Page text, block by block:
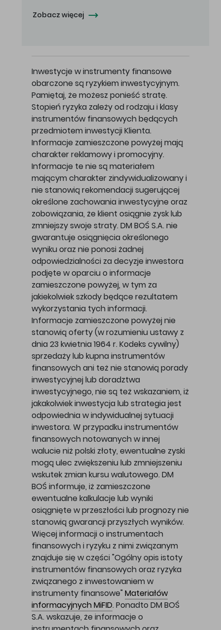
Zobacz więcej
Inwestycje w instrumenty finansowe
obarczone są ryzykiem inwestycyjnym.
Pamiętaj, że możesz ponieść stratę.
Stopień ryzyka zależy od rodzaju i klasy
instrumentów finansowych będących
przedmiotem inwestycji Klienta.
Informacje zamieszczone powyżej mają
charakter reklamowy i promocyjny.
Informacje te nie są materiałem
mającym charakter zindywidualizowany i
nie stanowią rekomendacji sugerującej
określone zachowania inwestycyjne oraz
zobowiązania, że klient osiągnie zysk lub
zmniejszy swoje straty. DM BOŚ S.A. nie
gwarantuje osiągnięcia określonego
wyniku oraz nie ponosi żadnej
odpowiedzialności za decyzje inwestora
podjęte w oparciu o informacje
zamieszczone powyżej, w tym za
jakiekolwiek szkody będące rezultatem
wykorzystania tych informacji.
Informacje zamieszczone powyżej nie
stanowią oferty (w rozumieniu ustawy z
dnia 23 kwietnia 1964 r. Kodeks cywilny)
sprzedaży lub kupna instrumentów
finansowych ani też nie stanowią porady
inwestycyjnej lub doradztwa
inwestycyjnego, nie są też wskazaniem, iż
jakakolwiek inwestycja lub strategia jest
odpowiednia w indywidualnej sytuacji
inwestora. W przypadku instrumentów
finansowych notowanych w innej
walucie niż polski złoty, ewentualne zyski
mogą ulec zwiększeniu lub zmniejszeniu
wskutek zmian kursu walutowego. DM
BOŚ informuje, iż zamieszczone
ewentualne kalkulacje lub wyniki
osiągnięte w przeszłości lub prognozy nie
stanowią gwarancji przyszłych wyników.
Więcej informacji o instrumentach
finansowych i ryzyku z nimi związanym
znajduje się w części "Ogólny opis istoty
instrumentów finansowych oraz ryzyka
związanego z inwestowaniem w
instrumenty finansowe" Materiałów
informacyjnych MiFID. Ponadto DM BOŚ
S.A. wskazuje, że informacje o